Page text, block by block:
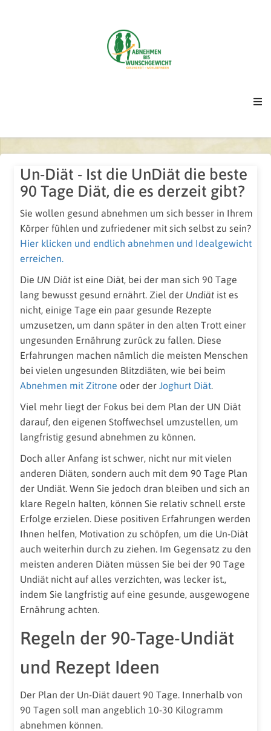
Un-Diät - Ist die UnDiät die beste
90 Tage Diät, die es derzeit gibt?
Sie wollen gesund abnehmen um sich besser in Ihrem
Körper fühlen und zufriedener mit sich selbst zu sein?
Hier klicken und endlich abnehmen und Idealgewicht
erreichen.
Die UN Diät ist eine Diät, bei der man sich 90 Tage
lang bewusst gesund ernährt. Ziel der Undiät ist es
nicht, einige Tage ein paar gesunde Rezepte
umzusetzen, um dann später in den alten Trott einer
ungesunden Ernährung zurück zu fallen. Diese
Erfahrungen machen nämlich die meisten Menschen
bei vielen ungesunden Blitzdiäten, wie bei beim
Abnehmen mit Zitrone oder der Joghurt Diät.
Viel mehr liegt der Fokus bei dem Plan der UN Diät
darauf, den eigenen Stoffwechsel umzustellen, um
langfristig gesund abnehmen zu können.
Doch aller Anfang ist schwer, nicht nur mit vielen
anderen Diäten, sondern auch mit dem 90 Tage Plan
der Undiät. Wenn Sie jedoch dran bleiben und sich an
klare Regeln halten, können Sie relativ schnell erste
Erfolge erzielen. Diese positiven Erfahrungen werden
Ihnen helfen, Motivation zu schöpfen, um die Un-Diät
auch weiterhin durch zu ziehen. Im Gegensatz zu den
meisten anderen Diäten müssen Sie bei der 90 Tage
Undiät nicht auf alles verzichten, was lecker ist.,
indem Sie langfristig auf eine gesunde, ausgewogene
Ernährung achten.
Regeln der 90-Tage-Undiät
und Rezept Ideen
Der Plan der Un-Diät dauert 90 Tage. Innerhalb von
90 Tagen soll man angeblich 10-30 Kilogramm
abnehmen können.